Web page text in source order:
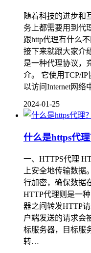
随着科技的进步和
务上都需要用到代
跟http代理有什么
接下来就跟大家介
是一种代理协议，
介。 它使用TCP/
以访问Internet网
2024-01-25
什么是https代
一、HTTPS代理
上安全地传输数据
行加密，确保数据
HTTP代理则是一
器之间转发HTTP
户端发送的请求会
标服务器，目标服
转…